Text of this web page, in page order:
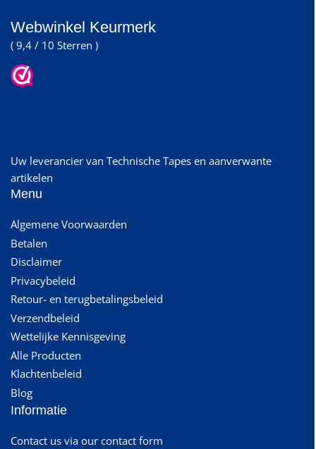
Webwinkel Keurmerk
( 9,4 / 10 Sterren )
Uw leverancier van Technische Tapes en aanverwante
artikelen
Menu
Algemene Voorwaarden
Betalen
Disclaimer
Privacybeleid
Retour- en terugbetalingsbeleid
Verzendbeleid
Wettelijke Kennisgeving
Alle Producten
Klachtenbeleid
Blog
Informatie
Contact us via our contact form